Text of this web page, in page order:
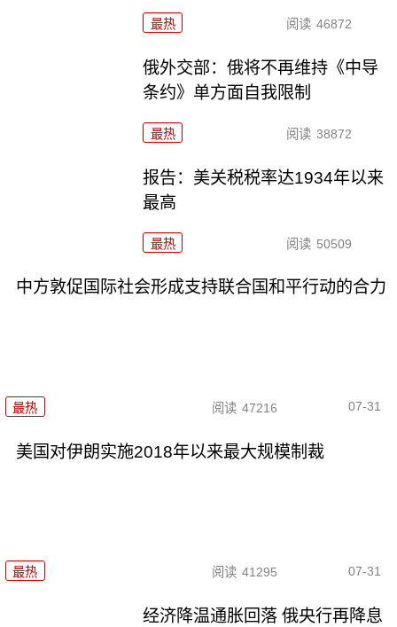
最热 阅读 46872
俄外交部：俄将不再维持《中导
条约》单方面自我限制
最热 阅读 38872
报告：美关税税率达1934年以来
最高
最热 阅读 50509
中方敦促国际社会形成支持联合国和平行动的合力
最热 阅读 47216 07-31
美国对伊朗实施2018年以来最大规模制裁
最热 阅读 41295 07-31
经济降温通胀回落 俄央行再降息